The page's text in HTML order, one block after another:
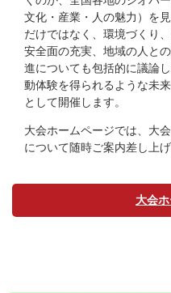
文化・産業・人の魅力）を
だけではなく、環境づくり
安全面の充実、地域の人と
進についても包括的に議論
動体験を得られるような未
として開催します。
大会ホームページでは、大
について随時ご案内差し上げ
大会